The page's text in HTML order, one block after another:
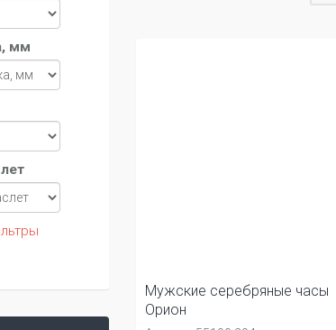
мм
Мужские серебряные часы
Орион